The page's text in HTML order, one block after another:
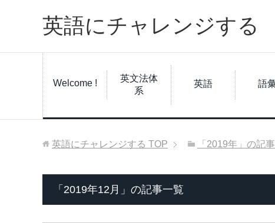
英語にチャレンジする
Welcome !
英文法体
系
英語 語
英語にチャレンジする TOP 「2019年」の記
「2019年12月」の記事一覧